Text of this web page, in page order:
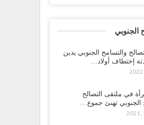
الجنوبي
والتسامح الجنوبي يدين
إختطاف أولاد…
في ملتقى التصالح
الجنوبي تهنئ جموع…